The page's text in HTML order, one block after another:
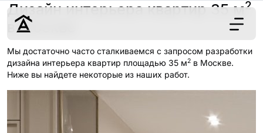
Дизайн
Ремонт
Цены
Наши работы
О нас
Дизайн интерьера квартир 35 м2
в Москве
Мы достаточно часто сталкиваемся с запросом разработки
дизайна интерьера квартир площадью 35 м2 в Москве.
Ниже вы найдете некоторые из наших работ.